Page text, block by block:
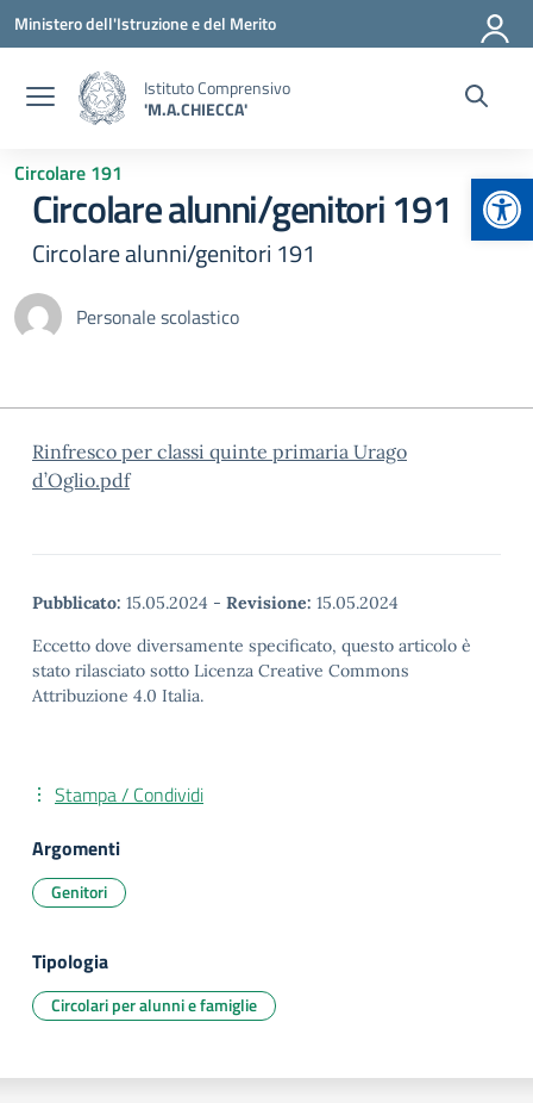
Vai ai contenuti
Vai al menu di navigazione
Vai al footer
Ministero dell'Istruzione e del Merito
Istituto Comprensivo
'M.A.CHIECCA'
Circolare 191
Circolare alunni/genitori 191
Circolare alunni/genitori 191
Personale scolastico
Rinfresco per classi quinte primaria Urago
d’Oglio.pdf
Pubblicato: 15.05.2024 - Revisione: 15.05.2024
Eccetto dove diversamente specificato, questo articolo è
stato rilasciato sotto Licenza Creative Commons
Attribuzione 4.0 Italia.
Stampa / Condividi
Argomenti
Genitori
Tipologia
Circolari per alunni e famiglie